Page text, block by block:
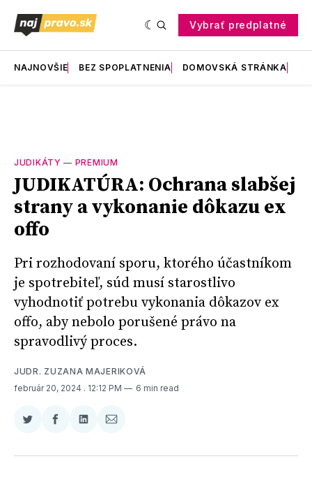
Vybrať predplatné
NAJNOVŠIE BEZ SPOPLATNENIA DOMOVSKÁ STRÁNKA
JUDIKÁTY — PREMIUM
JUDIKATÚRA: Ochrana slabšej
strany a vykonanie dôkazu ex
offo
Pri rozhodovaní sporu, ktorého účastníkom
je spotrebiteľ, súd musí starostlivo
vyhodnotiť potrebu vykonania dôkazov ex
offo, aby nebolo porušené právo na
spravodlivý proces.
JUDR. ZUZANA MAJERIKOVÁ
február 20, 2024 . 12:12 PM 6 min read
Zdieľať
Twitter
Zdieľať
Facebooku
Zdieľať
LinkedIne
Zdieľať
E-